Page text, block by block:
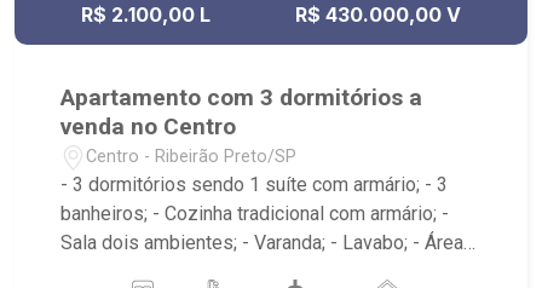
R$ 2.100,00 L R$ 430.000,00 V
Apartamento com 3 dormitórios a
venda no Centro
Centro - Ribeirão Preto/SP
- 3 dormitórios sendo 1 suíte com armário; - 3
banheiros; - Cozinha tradicional com armário; -
Sala dois ambientes; - Varanda; - Lavabo; - Área